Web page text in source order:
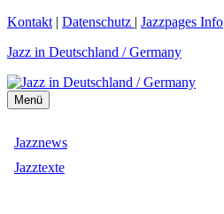
Zum
springen
Kontakt | Datenschutz | Jazzpages Info
Jazz in Deutschland / Germany
Menü
Jazznews
Jazztexte